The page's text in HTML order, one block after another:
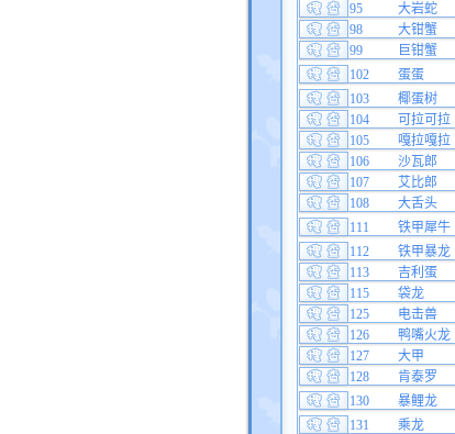
95
大岩蛇
98
大钳蟹
99
巨钳蟹
102
蛋蛋
103
椰蛋树
104
可拉可拉
105
嘎拉嘎拉
106
沙瓦郎
107
艾比郎
108
大舌头
111
铁甲犀牛
112
铁甲暴龙
113
吉利蛋
115
袋龙
125
电击兽
126
鸭嘴火龙
127
大甲
128
肯泰罗
130
暴鲤龙
131
乘龙